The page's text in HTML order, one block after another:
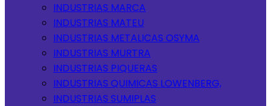
INDUSTRIAS MARCA
INDUSTRIAS MATEU
INDUSTRIAS METALICAS OSYMA
INDUSTRIAS MURTRA
INDUSTRIAS PIQUERAS
INDUSTRIAS QUIMICAS LOWENBERG,
INDUSTRIAS SUMIPLAS